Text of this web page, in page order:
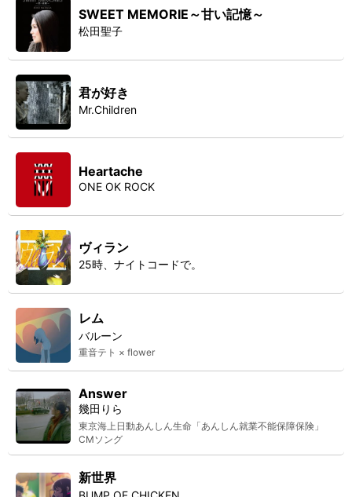
SWEET MEMORIE～甘い記憶～
松田聖子
君が好き
Mr.Children
Heartache
ONE OK ROCK
ヴィラン
25時、ナイトコードで。
レム
バルーン
重音テト × flower
Answer
幾田りら
東京海上日動あんしん生命「あんしん就業不能保障保険」
CMソング
新世界